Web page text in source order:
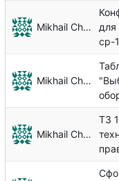
Mikhail Chechnev
для
cp-
Mikhail Chechnev
Mikhail Chechnev
ТЗ